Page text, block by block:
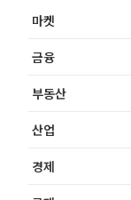
마켓
금융
부동산
산업
경제